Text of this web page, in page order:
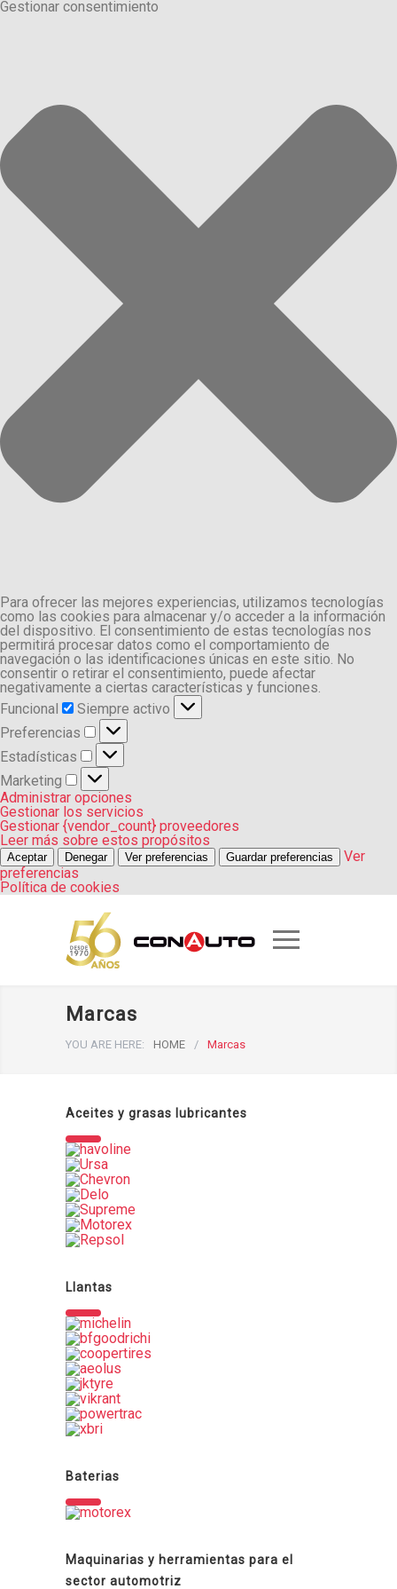
Gestionar consentimiento
Para ofrecer las mejores experiencias, utilizamos tecnologías
como las cookies para almacenar y/o acceder a la información
del dispositivo. El consentimiento de estas tecnologías nos
permitirá procesar datos como el comportamiento de
navegación o las identificaciones únicas en este sitio. No
consentir o retirar el consentimiento, puede afectar
negativamente a ciertas características y funciones.
Funcional
Funcional
Siempre activo
Preferencias
Preferencias
Estadísticas
Estadísticas
Marketing
Marketing
Administrar opciones
Gestionar los servicios
Gestionar {vendor_count} proveedores
Leer más sobre estos propósitos
Aceptar Denegar Ver preferencias Guardar preferencias
Ver
preferencias
Política de cookies
Marcas
YOU ARE HERE: HOME / Marcas
Aceites y grasas lubricantes
Llantas
Baterias
Maquinarias y herramientas para el
sector automotriz